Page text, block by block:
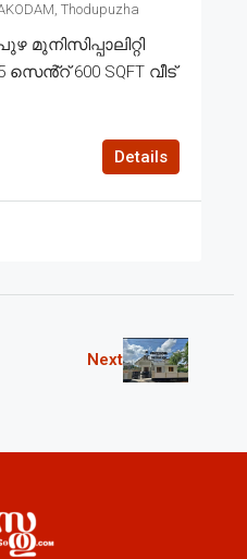
Thodupuzha
600 SQFT വീട്
Details
Next